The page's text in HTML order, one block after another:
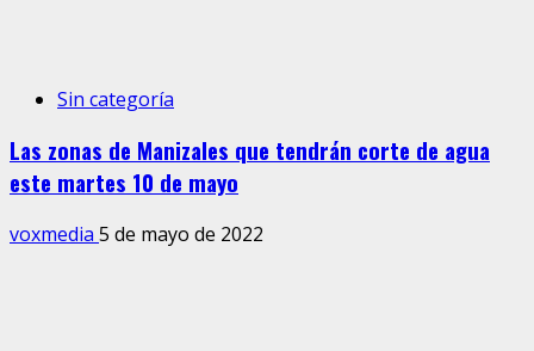
Sin categoría
Las zonas de Manizales que tendrán corte de agua
este martes 10 de mayo
voxmedia 5 de mayo de 2022